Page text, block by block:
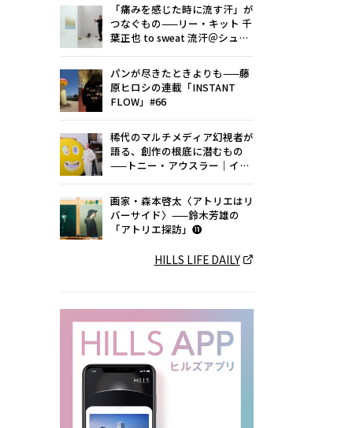
「痛みを感じた時に流す汗」が
つなぐもの——リー・キット 千
葉正也 to sweat 流汗＠シュウ
パンが尽きたときよりも——藤
原ヒロシの連載「INSTANT
FLOW」#66
稀代のマルチメディア幻視者が
語る、創作の根底に潜むもの
——トニー・アウスラー｜イン
画家・森本啓太〈アトリエはリ
バーサイド〉——鈴木芳雄の
「アトリエ探訪」⓫
HILLS LIFE DAILY